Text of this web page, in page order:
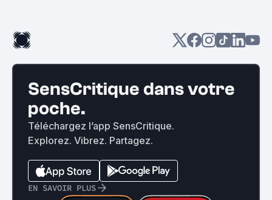
SensCritique dans votre
poche.
Téléchargez l’app SensCritique.
Explorez. Vibrez. Partagez.
EN SAVOIR PLUS